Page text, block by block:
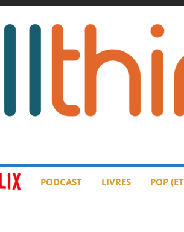
PODCAST LIVRES POP